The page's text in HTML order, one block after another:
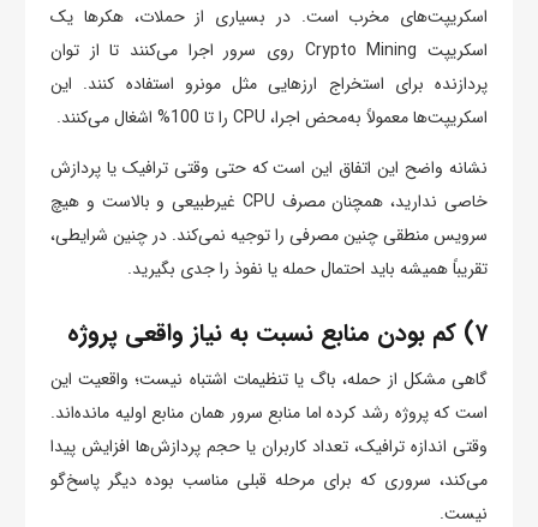
اسکریپت‌های مخرب است. در بسیاری از حملات، هکرها یک
اسکریپت Crypto Mining روی سرور اجرا می‌کنند تا از توان
پردازنده برای استخراج ارزهایی مثل مونرو استفاده کنند. این
اسکریپت‌ها معمولاً به‌محض اجرا، CPU را تا 100% اشغال می‌کنند.
نشانه واضح این اتفاق این است که حتی وقتی ترافیک یا پردازش
خاصی ندارید، همچنان مصرف CPU غیرطبیعی و بالاست و هیچ
سرویس منطقی چنین مصرفی را توجیه نمی‌کند. در چنین شرایطی،
تقریباً همیشه باید احتمال حمله یا نفوذ را جدی بگیرید.
۷) کم بودن منابع نسبت به نیاز واقعی پروژه
گاهی مشکل از حمله، باگ یا تنظیمات اشتباه نیست؛ واقعیت این
است که پروژه رشد کرده اما منابع سرور همان منابع اولیه مانده‌اند.
وقتی اندازه ترافیک، تعداد کاربران یا حجم پردازش‌ها افزایش پیدا
می‌کند، سروری که برای مرحله قبلی مناسب بوده دیگر پاسخ‌گو
نیست.